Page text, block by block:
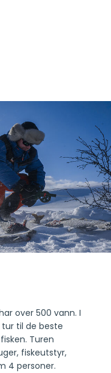
over 500 vann. I
til de beste
Turen
fiskeutstyr,
4 personer.